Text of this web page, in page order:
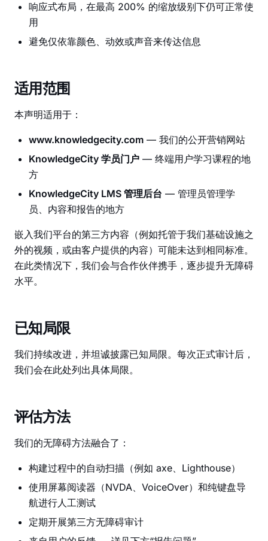
响应式布局，在最高 200% 的缩放级别下仍可正常使
用
避免仅依靠颜色、动效或声音来传达信息
适用范围
本声明适用于：
www.knowledgecity.com — 我们的公开营销网站
KnowledgeCity 学员门户 — 终端用户学习课程的地
方
KnowledgeCity LMS 管理后台 — 管理员管理学
员、内容和报告的地方
嵌入我们平台的第三方内容（例如托管于我们基础设施之
外的视频，或由客户提供的内容）可能未达到相同标准。
在此类情况下，我们会与合作伙伴携手，逐步提升无障碍
水平。
已知局限
我们持续改进，并坦诚披露已知局限。每次正式审计后，
我们会在此处列出具体局限。
评估方法
我们的无障碍方法融合了：
构建过程中的自动扫描（例如 axe、Lighthouse）
使用屏幕阅读器（NVDA、VoiceOver）和纯键盘导
航进行人工测试
定期开展第三方无障碍审计